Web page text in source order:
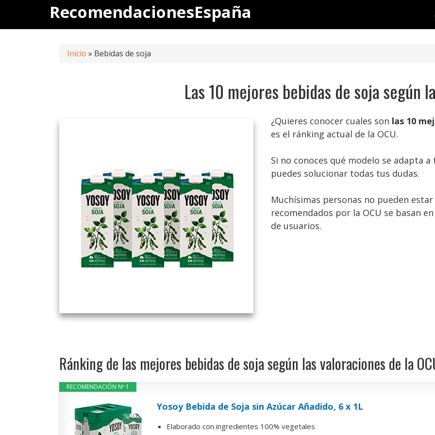
contenido
RecomendacionesEspaña
Inicio » Bebidas de soja
Las 10 mejores bebidas de soja según
¿Quieres conocer cuales son las 10
es el ránking actual de la OCU.
Si no conoces qué modelo se adapta
puedes solucionar todas tus dudas.
Muchísimas personas no pueden
recomendados por la OCU se basan
de usuarios.
Ránking de las mejores bebidas de soja según las valoraciones de la
RECOMENDACIÓN Nº 1
Yosoy Bebida de Soja sin Azúcar Añadido, 6 x 1L
Elaborado con ingredientes 100% vegetales